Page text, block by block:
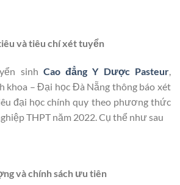
và tiêu chí xét tuyển
sinh Cao đẳng Y Dược Pasteur,
khoa – Đại học Đà Nẵng thông báo xét
đại học chính quy theo phương thức
THPT năm 2022. Cụ thể như sau
và chính sách ưu tiên